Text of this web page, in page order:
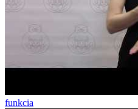
funkcia